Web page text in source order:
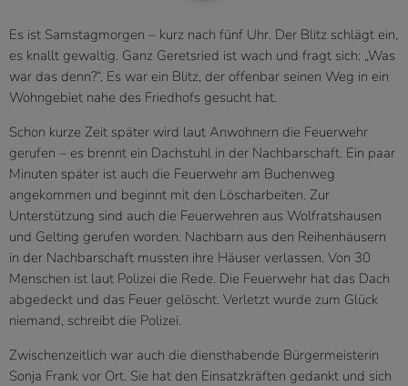
Es ist Samstagmorgen – kurz nach fünf Uhr. Der Blitz schlägt ein,
es knallt gewaltig. Ganz Geretsried ist wach und fragt sich: „Was
war das denn?“. Es war ein Blitz, der offenbar seinen Weg in ein
Wohngebiet nahe des Friedhofs gesucht hat.
Schon kurze Zeit später wird laut Anwohnern die Feuerwehr
gerufen – es brennt ein Dachstuhl in der Nachbarschaft. Ein paar
Minuten später ist auch die Feuerwehr am Buchenweg
angekommen und beginnt mit den Löscharbeiten. Zur
Unterstützung sind auch die Feuerwehren aus Wolfratshausen
und Gelting gerufen worden. Nachbarn aus den Reihenhäusern
in der Nachbarschaft mussten ihre Häuser verlassen. Von 30
Menschen ist laut Polizei die Rede. Die Feuerwehr hat das Dach
abgedeckt und das Feuer gelöscht. Verletzt wurde zum Glück
niemand, schreibt die Polizei.
Zwischenzeitlich war auch die diensthabende Bürgermeisterin
Sonja Frank vor Ort. Sie hat den Einsatzkräften gedankt und sich